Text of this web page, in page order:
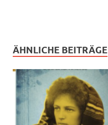
ÄHNLICHE BEITRÄGE